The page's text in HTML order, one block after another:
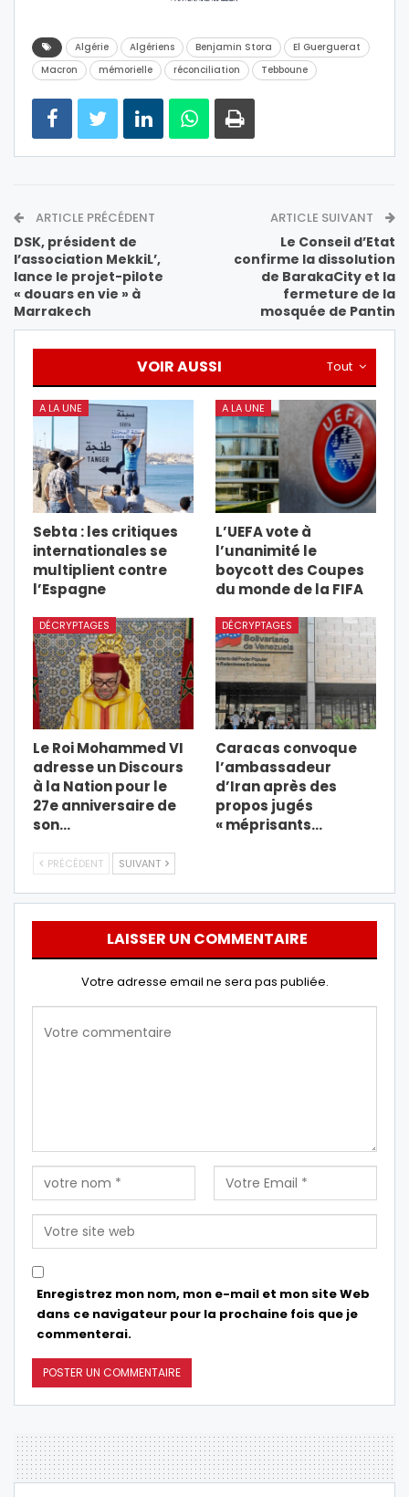
Algérie Algériens Benjamin Stora
El Guerguerat
Macron
mémorielle réconciliation Tebboune
ARTICLE PRÉCÉDENT
DSK, président de
l’association MekkiL’,
lance le projet-pilote
« douars en vie » à
Marrakech
ARTICLE SUIVANT
Le Conseil d’Etat
confirme la dissolution
de BarakaCity et la
fermeture de la
mosquée de Pantin
Tout
VOIR AUSSI
A LA UNE
Sebta : les critiques
internationales se
multiplient contre
l’Espagne
A LA UNE
L’UEFA vote à
l’unanimité le
boycott des Coupes
du monde de la FIFA
DÉCRYPTAGES
Le Roi Mohammed VI
adresse un Discours
à la Nation pour le
27e anniversaire de
son…
DÉCRYPTAGES
Caracas convoque
l’ambassadeur
d’Iran après des
propos jugés
« méprisants…
PRÉCÉDENT SUIVANT
LAISSER UN COMMENTAIRE
Votre adresse email ne sera pas publiée.
Enregistrez mon nom, mon e-mail et mon site Web
dans ce navigateur pour la prochaine fois que je
commenterai.